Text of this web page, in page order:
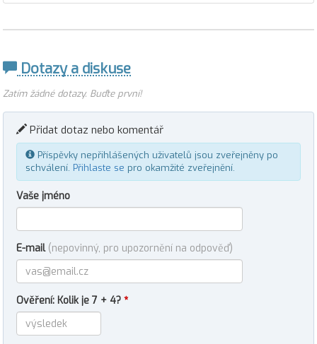
Dotazy a diskuse
Zatím žádné dotazy. Buďte první!
Přidat dotaz nebo komentář
Příspěvky nepřihlášených uživatelů jsou zveřejněny po
schválení. Přihlaste se pro okamžité zveřejnění.
Vaše jméno
E-mail (nepovinný, pro upozornění na odpověď)
Ověření: Kolik je 7 + 4? *